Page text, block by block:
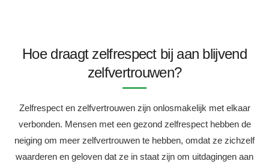
Hoe draagt zelfrespect bij aan blijvend
zelfvertrouwen?
Zelfrespect en zelfvertrouwen zijn onlosmakelijk met elkaar
verbonden. Mensen met een gezond zelfrespect hebben de
neiging om meer zelfvertrouwen te hebben, omdat ze zichzelf
waarderen en geloven dat ze in staat zijn om uitdagingen aan